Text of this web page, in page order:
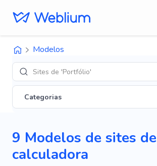
Modelos
Sites de 'Portfólio'
Categorias
9 Modelos de sites de
calculadora